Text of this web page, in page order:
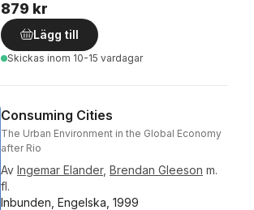
879 kr
Lägg till
Skickas inom 10-15 vardagar
Consuming Cities
The Urban Environment in the Global Economy
after Rio
Av Ingemar Elander, Brendan Gleeson m.
fl.
Inbunden, Engelska, 1999